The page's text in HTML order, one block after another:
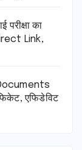
का
Link,
एफिडेविट